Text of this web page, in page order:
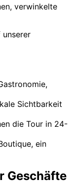
verwinkelte
Sichtbarkeit
die Tour in 24-
ein
Geschäfte